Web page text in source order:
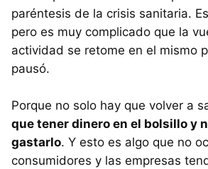
paréntesis de la crisis sanitaria.
pero es muy complicado que la
actividad se retome en el mismo
pausó.
Porque no solo hay que volver a
que tener dinero en el bolsillo y
gastarlo. Y esto es algo que no
consumidores y las empresas